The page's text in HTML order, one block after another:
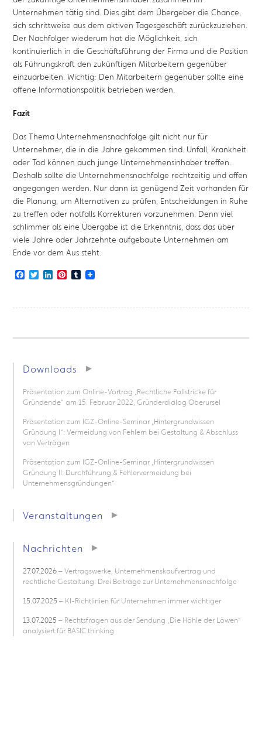
Unternehmen tätig sind. Dies gibt dem Übergeber die Chance,
sich schrittweise aus dem aktiven Tagesgeschäft zurückzuziehen.
Der Nachfolger wiederum hat die Möglichkeit, sich
kontinuierlich in die Geschäftsführung der Firma und die Position
als Führungskraft den zukünftigen Mitarbeitern gegenüber
einzuarbeiten. Wichtig: Den Mitarbeitern gegenüber sollte eine
offene Informationspolitik betrieben werden.
Fazit
Das Thema Unternehmensnachfolge gilt nicht nur für
Unternehmer, die in die Jahre gekommen sind. Unfall, Krankheit
oder Tod können auch junge Unternehmensinhaber treffen.
Deshalb sollte die Unternehmensnachfolge rechtzeitig und offen
angegangen werden. Nur dann ist genügend Zeit vorhanden für
die Planung, um Alternativen zu prüfen, Entscheidungen in Ruhe
zu treffen oder notfalls Korrekturen vorzunehmen. Denn viel
schlimmer als eine Übergabe ist die Erkenntnis, dass das über
viele Jahre oder Jahrzehnte aufgebaute Unternehmen am
Ende vor dem Aus steht.
Facebook
TwitterLinkedIn
Pinterest
Tumblr
Downloads
Präsentation zum Online-Vortrag „Rechtliche Fallstricke für
Gründende“ am 15. Februar 2022, Gründerdialog Oberursel
Präsentation zum IGZ-Online-Seminar „Hintergrundwissen
Gründung I“: Vermeidung von Fehlern bei Gestaltung & Abschluss
von Verträgen
Präsentation zum IGZ-Online-Seminar „Hintergrundwissen
Gründung II: Durchführung & Fehlervermeidung bei
Unternehmensgründungen“
Veranstaltungen
Nachrichten
27.07.2026– Vertragswerke, Unternehmenskaufvertrag und
rechtliche Gestaltung: Drei Beiträge zur Unternehmensnachfolge
15.07.2025 – KI-Richtlinien für Unternehmen immer wichtiger
13.07.2025 – Rechtsfragen aus der Sendung „Die Höhle der Löwen“
analysiert für BASIC thinking